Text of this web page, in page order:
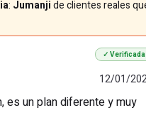
: Jumanjide clientes reales
✓ Verificada
12/01/
es un plan diferente y muy